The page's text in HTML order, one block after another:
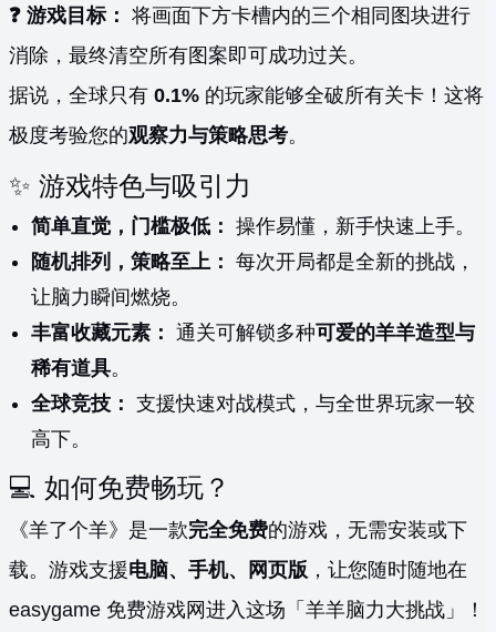
❓ 游戏目标： 将画面下方卡槽内的三个相同图块进行
消除，最终清空所有图案即可成功过关。
据说，全球只有 0.1% 的玩家能够全破所有关卡！这将
极度考验您的观察力与策略思考。
✨ 游戏特色与吸引力
简单直觉，门槛极低： 操作易懂，新手快速上手。
随机排列，策略至上： 每次开局都是全新的挑战，
让脑力瞬间燃烧。
丰富收藏元素： 通关可解锁多种可爱的羊羊造型与
稀有道具。
全球竞技： 支援快速对战模式，与全世界玩家一较
高下。
💻 如何免费畅玩？
《羊了个羊》是一款完全免费的游戏，无需安装或下
载。游戏支援电脑、手机、网页版 ，让您随时随地在
easygame 免费游戏网进入这场「羊羊脑力大挑战」！